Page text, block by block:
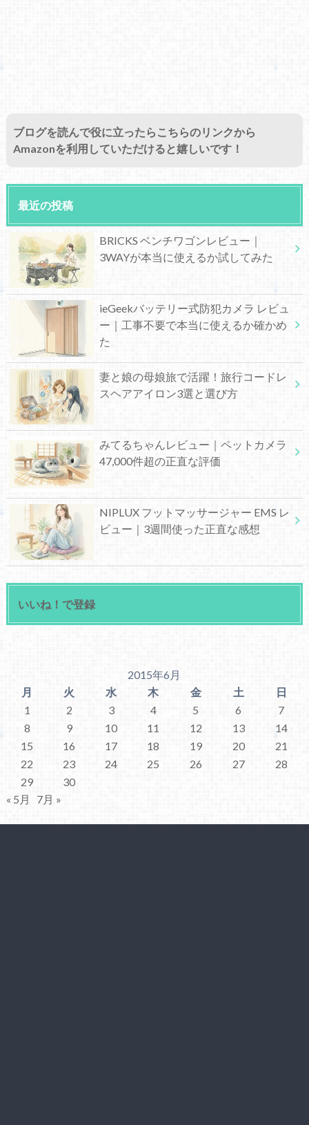
ブログを読んで役に立ったらこちらのリンクから
Amazonを利用していただけると嬉しいです！
最近の投稿
BRICKS ベンチワゴンレビュー｜
3WAYが本当に使えるか試してみた
ieGeekバッテリー式防犯カメラ レビュ
ー｜工事不要で本当に使えるか確かめ
た
妻と娘の母娘旅で活躍！旅行コードレ
スヘアアイロン3選と選び方
みてるちゃんレビュー｜ペットカメラ
47,000件超の正直な評価
NIPLUX フットマッサージャー EMS レ
ビュー｜3週間使った正直な感想
いいね！で登録
2015年6月
月
火 水 木 金 土
日
1
2 3 4 5 6
7
8
9 10 11 12 13
14
15
16 17 18 19 20
21
22
23 24 25 26 27
28
29
30
« 5月
7月 »